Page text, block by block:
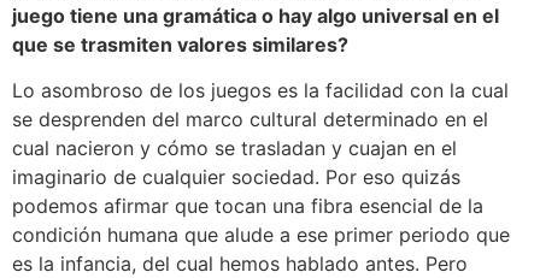
juego tiene una gramática o hay algo universal en el
que se trasmiten valores similares?
Lo asombroso de los juegos es la facilidad con la cual
se desprenden del marco cultural determinado en el
cual nacieron y cómo se trasladan y cuajan en el
imaginario de cualquier sociedad. Por eso quizás
podemos afirmar que tocan una fibra esencial de la
condición humana que alude a ese primer periodo que
es la infancia, del cual hemos hablado antes. Pero